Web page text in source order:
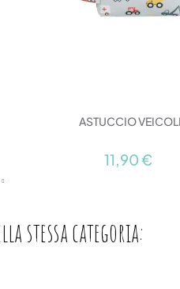
ASTUCCIO
11,90 €
stessa categoria: